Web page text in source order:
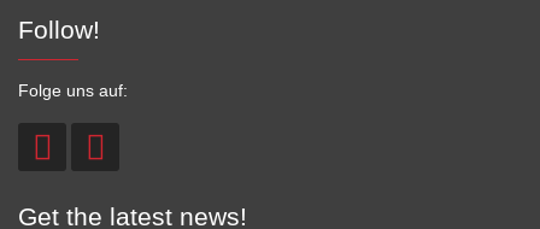
Follow!
Folge uns auf:
Get the latest news!